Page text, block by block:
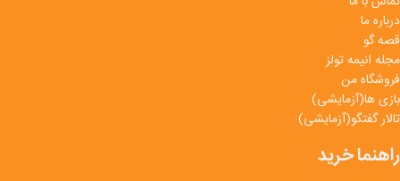
درباره ما
قصه گو
مجله انیمه تولز
فروشگاه من
بازی ها(آزمایشی)
تالار گفتگو(آزمایشی)
راهنما خرید